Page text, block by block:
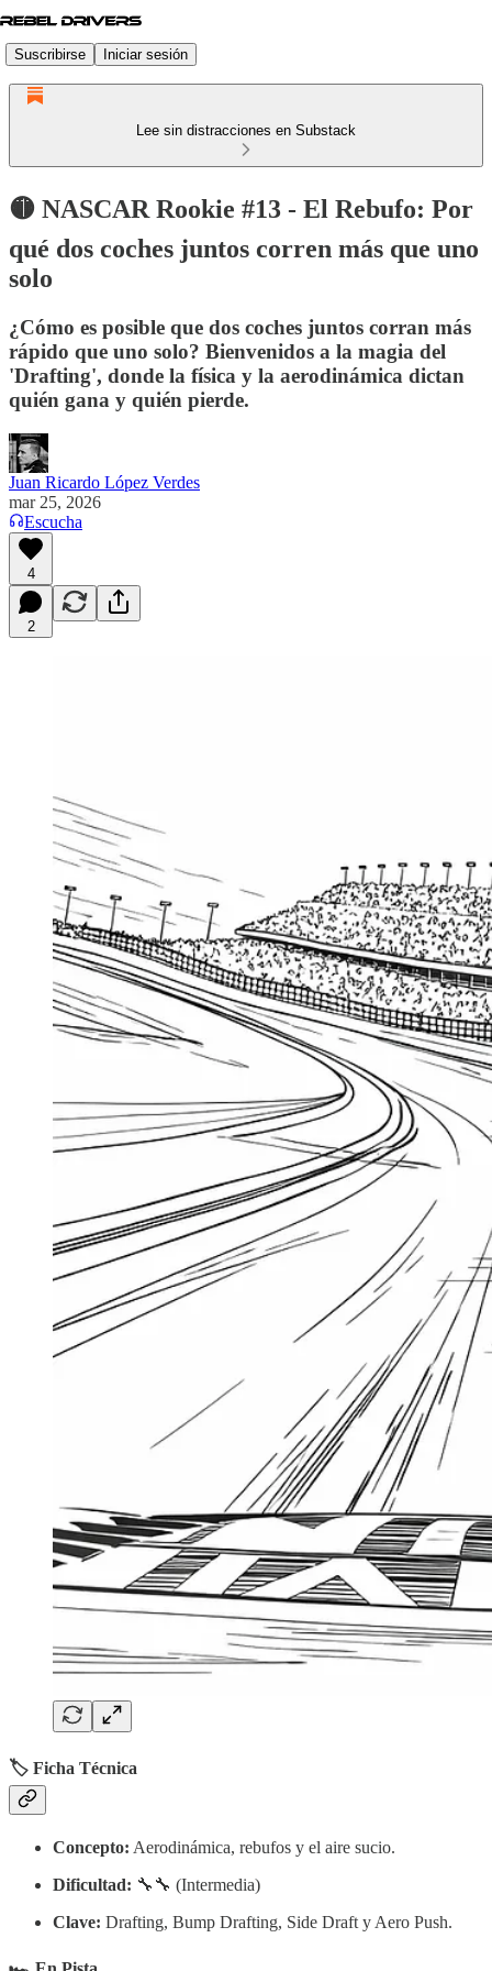
Suscribirse Iniciar sesión
Lee sin distracciones en Substack
🟡 NASCAR Rookie #13 - El Rebufo: Por
qué dos coches juntos corren más que uno
solo
¿Cómo es posible que dos coches juntos corran más
rápido que uno solo? Bienvenidos a la magia del
'Drafting', donde la física y la aerodinámica dictan
quién gana y quién pierde.
Juan Ricardo López Verdes
mar 25, 2026
Escucha
4
2
🏷️ Ficha Técnica
Concepto: Aerodinámica, rebufos y el aire sucio.
Dificultad: 🔧🔧 (Intermedia)
Clave: Drafting, Bump Drafting, Side Draft y Aero Push.